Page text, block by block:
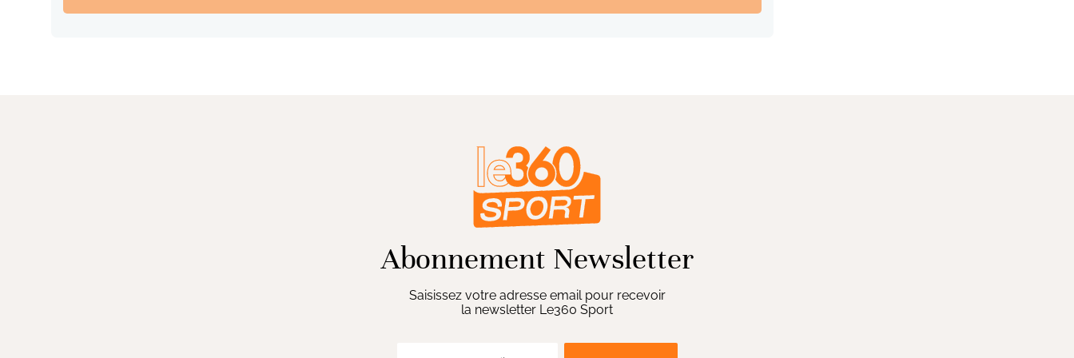
Abonnement Newsletter
Saisissez votre adresse email pour recevoir
la newsletter Le360 Sport